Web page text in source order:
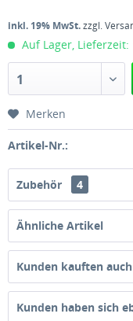
inkl. 19% MwSt.zzgl.
Auf Lager,
1
Merken
Artikel-Nr.:
Zubehör 4
Ähnliche Artikel
Kunden kauften auch
Kunden haben sich